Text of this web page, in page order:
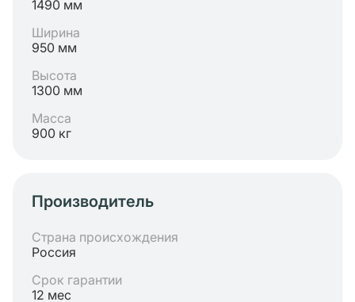
1490 мм
Ширина
950 мм
Высота
1300 мм
Масса
900 кг
Производитель
Страна происхождения
Россия
Срок гарантии
12 мес